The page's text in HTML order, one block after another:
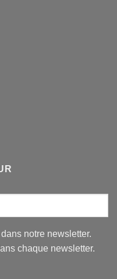
notre newsletter.
chaque newsletter.